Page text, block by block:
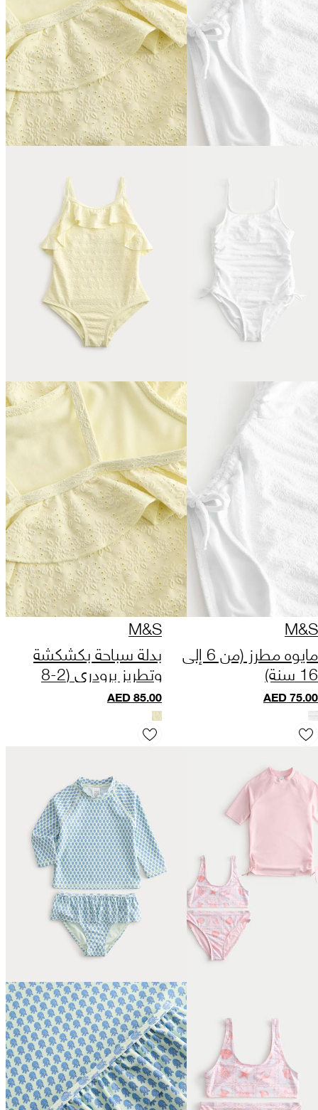
M&S
مايوه مطرز (من 6 إلى
16 سنة)
AED75.00
M&S
بدلة سباحة بكشكشة
وتطريز برودري (2-8
سنوات)
AED85.00